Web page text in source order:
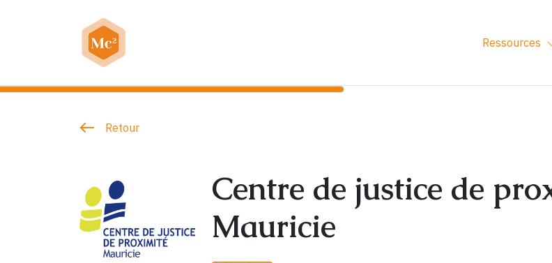
Ressources
Retour
Centre de justice de
Mauricie